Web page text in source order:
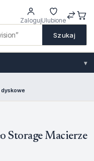
Szukaj
ZalogujUlubione
▾
dyskowe
Storage Macierze